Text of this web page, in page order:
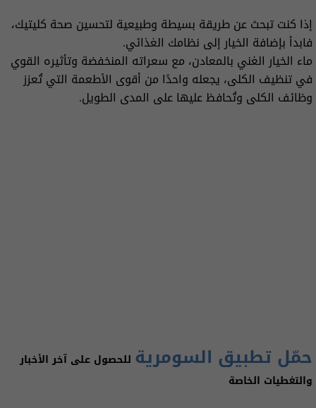
إذا كنت تبحث عن طريقة بسيطة وطبيعية لتحسين صحة كليتيك،
فابدأ بإضافة الخيار إلى نظامك الغذائي.
ماء الخيار الغني بالمعادن، مع سعراته المنخفضة وتأثيره القوي
في تنظيف الكلى، يجعله واحدًا من أقوى الأطعمة التي تُعزز
وظائف الكلى وتُحافظ عليها على المدى الطويل.
حمّل تطبيق السومرية للحصول على آخر الأخبار
والتغطيات الخاصة